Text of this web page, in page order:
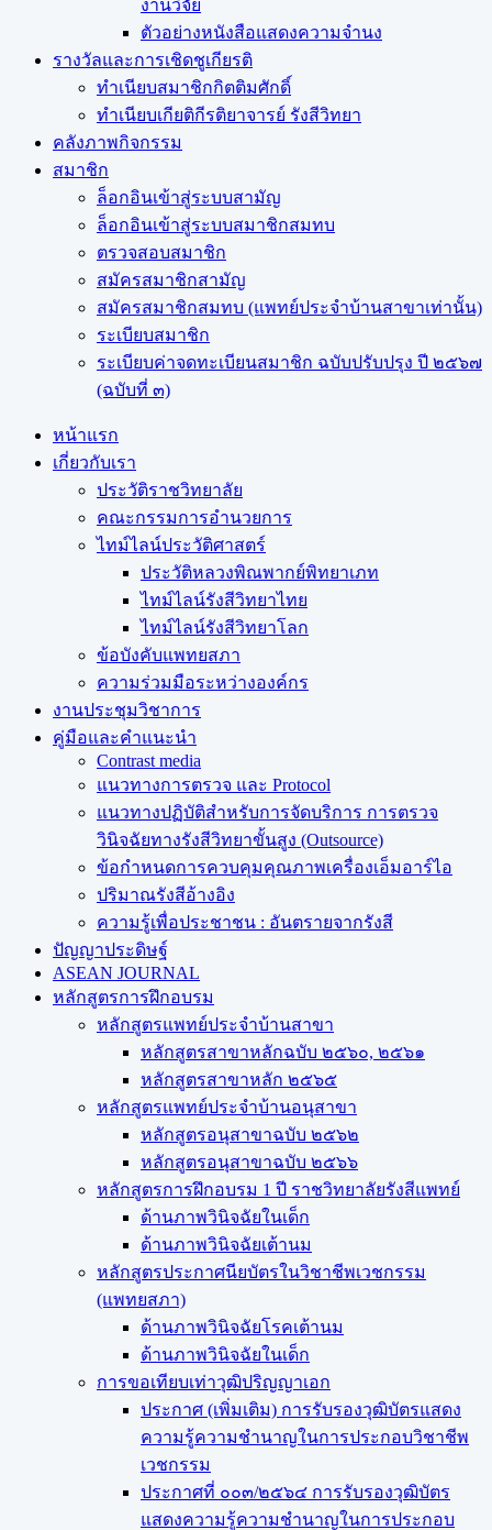
งานวิจัย
ตัวอย่างหนังสือแสดงความจำนง
รางวัลและการเชิดชูเกียรติ
ทำเนียบสมาชิกกิตติมศักดิ์
ทำเนียบเกียติกีรติยาจารย์ รังสีวิทยา
คลังภาพกิจกรรม
สมาชิก
ล็อกอินเข้าสู่ระบบสามัญ
ล็อกอินเข้าสู่ระบบสมาชิกสมทบ
ตรวจสอบสมาชิก
สมัครสมาชิกสามัญ
สมัครสมาชิกสมทบ (แพทย์ประจำบ้านสาขาเท่านั้น)
ระเบียบสมาชิก
ระเบียบค่าจดทะเบียนสมาชิก ฉบับปรับปรุง ปี ๒๕๖๗
(ฉบับที่ ๓)
หน้าแรก
เกี่ยวกับเรา
ประวัติราชวิทยาลัย
คณะกรรมการอำนวยการ
ไทม์ไลน์ประวัติศาสตร์
ประวัติหลวงพิณพากย์พิทยาเภท
ไทม์ไลน์รังสีวิทยาไทย
ไทม์ไลน์รังสีวิทยาโลก
ข้อบังคับแพทยสภา
ความร่วมมือระหว่างองค์กร
งานประชุมวิชาการ
คู่มือและคำแนะนำ
Contrast media
แนวทางการตรวจ และ Protocol
แนวทางปฏิบัติสำหรับการจัดบริการ การตรวจ
วินิจฉัยทางรังสีวิทยาขั้นสูง (Outsource)
ข้อกำหนดการควบคุมคุณภาพเครื่องเอ็มอาร์ไอ
ปริมาณรังสีอ้างอิง
ความรู้เพื่อประชาชน : อันตรายจากรังสี
ปัญญาประดิษฐ์
ASEAN JOURNAL
หลักสูตรการฝึกอบรม
หลักสูตรแพทย์ประจำบ้านสาขา
หลักสูตรสาขาหลักฉบับ ๒๕๖๐, ๒๕๖๑
หลักสูตรสาขาหลัก ๒๕๖๕
หลักสูตรแพทย์ประจำบ้านอนุสาขา
หลักสูตรอนุสาขาฉบับ ๒๕๖๒
หลักสูตรอนุสาขาฉบับ ๒๕๖๖
หลักสูตรการฝึกอบรม 1 ปี ราชวิทยาลัยรังสีแพทย์
ด้านภาพวินิจฉัยในเด็ก
ด้านภาพวินิจฉัยเต้านม
หลักสูตรประกาศนียบัตรในวิชาชีพเวชกรรม
(แพทยสภา)
ด้านภาพวินิจฉัยโรคเต้านม
ด้านภาพวินิจฉัยในเด็ก
การขอเทียบเท่า​วุฒิปริญญา​เอก
ประกาศ (เพิ่มเติม) การรับรองวุฒิบัตรแสดง
ความรู้ความชำนาญในการประกอบวิชาชีพ
เวชกรรม
ประกาศที่ ๐๐๓/๒๕๖๔ การรับรองวุฒิบัตร
แสดงความรู้ความชำนาญในการประกอบ